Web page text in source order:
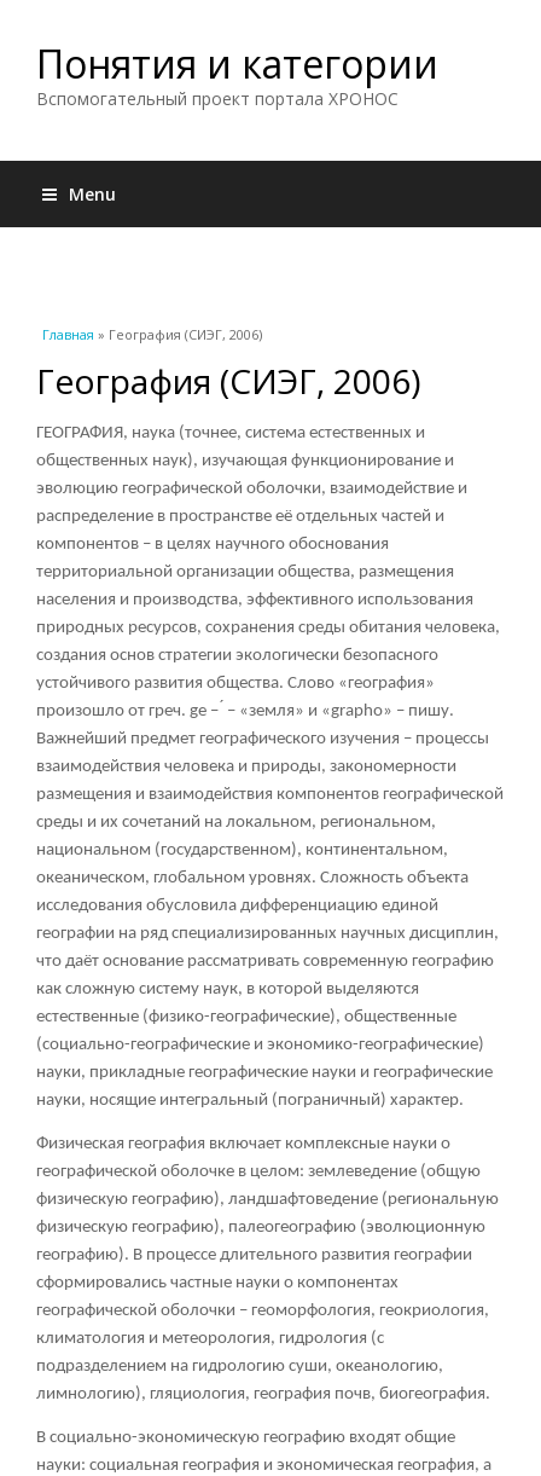
Понятия и категории
Вспомогательный проект портала ХРОНОС
Menu
Вы здесь
Главная » География (СИЭГ, 2006)
География (СИЭГ, 2006)
ГЕОГРАФИЯ, наука (точнее, система естественных и
общественных наук), изучающая функционирование и
эволюцию географической оболочки, взаимодействие и
распределение в пространстве её отдельных частей и
компонентов – в целях научного обоснования
территориальной организации общества, размещения
населения и производства, эффективного использования
природных ресурсов, сохранения среды обитания человека,
создания основ стратегии экологически безопасного
устойчивого развития общества. Слово «география»
произошло от греч. ge – ́ – «земля» и «grapho» – пишу.
Важнейший предмет географического изучения – процессы
взаимодействия человека и природы, закономерности
размещения и взаимодействия компонентов географической
среды и их сочетаний на локальном, региональном,
национальном (государственном), континентальном,
океаническом, глобальном уровнях. Сложность объекта
исследования обусловила дифференциацию единой
географии на ряд специализированных научных дисциплин,
что даёт основание рассматривать современную географию
как сложную систему наук, в которой выделяются
естественные (физико-географические), общественные
(социально-географические и экономико-географические)
науки, прикладные географические науки и географические
науки, носящие интегральный (пограничный) характер.
Физическая география включает комплексные науки о
географической оболочке в целом: землеведение (общую
физическую географию), ландшафтоведение (региональную
физическую географию), палеогеографию (эволюционную
географию). В процессе длительного развития географии
сформировались частные науки о компонентах
географической оболочки – геоморфология, геокриология,
климатология и метеорология, гидрология (с
подразделением на гидрологию суши, океанологию,
лимнологию), гляциология, география почв, биогеография.
В социально-экономическую географию входят общие
науки: социальная география и экономическая география, а